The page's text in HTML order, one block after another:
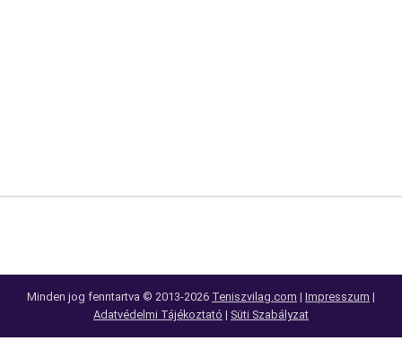
Minden jog fenntartva © 2013-2026 Teniszvilag.com | Impresszum |
Adatvédelmi Tájékoztató | Süti Szabályzat